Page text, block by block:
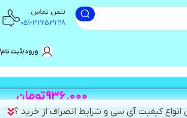
تلفن تماس
051-32253228
ورود/ثبت نام
۹۳۶,۰۰۰تومان
انواع کیفیت آی سی و شرایط انصراف از خرید ؟